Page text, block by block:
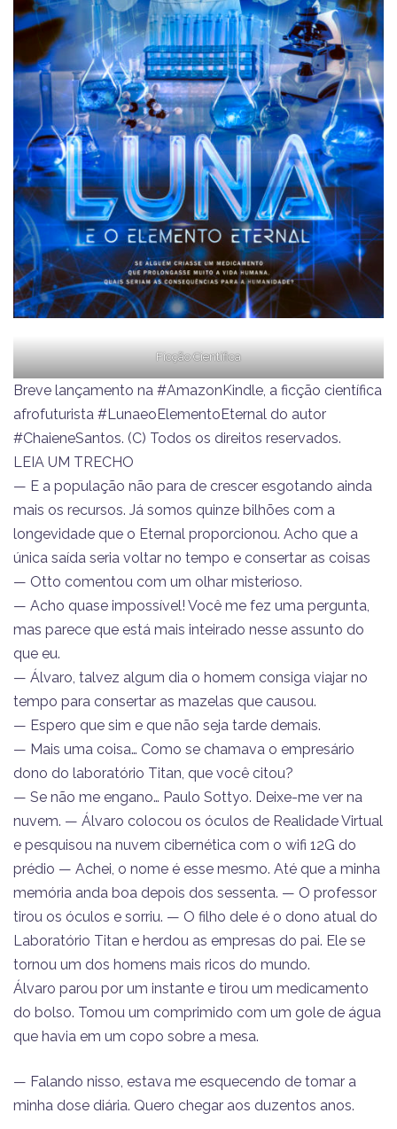
Ficção Científica
Breve lançamento na #AmazonKindle, a ficção científica
afrofuturista #LunaeoElementoEternal do autor
#ChaieneSantos. (C) Todos os direitos reservados.
LEIA UM TRECHO
— E a população não para de crescer esgotando ainda
mais os recursos. Já somos quinze bilhões com a
longevidade que o Eternal proporcionou. Acho que a
única saída seria voltar no tempo e consertar as coisas
— Otto comentou com um olhar misterioso.
— Acho quase impossível! Você me fez uma pergunta,
mas parece que está mais inteirado nesse assunto do
que eu.
— Álvaro, talvez algum dia o homem consiga viajar no
tempo para consertar as mazelas que causou.
— Espero que sim e que não seja tarde demais.
— Mais uma coisa… Como se chamava o empresário
dono do laboratório Titan, que você citou?
— Se não me engano… Paulo Sottyo. Deixe-me ver na
nuvem. — Álvaro colocou os óculos de Realidade Virtual
e pesquisou na nuvem cibernética com o wifi 12G do
prédio — Achei, o nome é esse mesmo. Até que a minha
memória anda boa depois dos sessenta. — O professor
tirou os óculos e sorriu. — O filho dele é o dono atual do
Laboratório Titan e herdou as empresas do pai. Ele se
tornou um dos homens mais ricos do mundo.
Álvaro parou por um instante e tirou um medicamento
do bolso. Tomou um comprimido com um gole de água
que havia em um copo sobre a mesa.
— Falando nisso, estava me esquecendo de tomar a
minha dose diária. Quero chegar aos duzentos anos.